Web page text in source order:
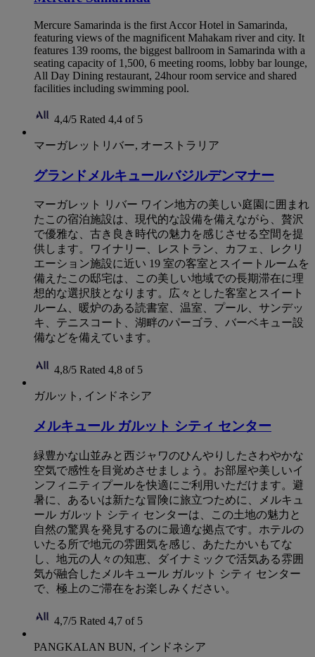
Mercure Samarinda is the first Accor Hotel in Samarinda,
featuring views of the magnificent Mahakam river and city. It
features 139 rooms, the biggest ballroom in Samarinda with a
seating capacity of 1,500, 6 meeting rooms, lobby bar lounge,
All Day Dining restaurant, 24hour room service and shared
facilities including swimming pool.
4,4/5 Rated 4,4 of 5
マーガレットリバー, オーストラリア
グランドメルキュールバジルデンマナー
マーガレット リバー ワイン地方の美しい庭園に囲まれ
たこの宿泊施設は、現代的な設備を備えながら、贅沢
で優雅な、古き良き時代の魅力を感じさせる空間を提
供します。ワイナリー、レストラン、カフェ、レクリ
エーション施設に近い 19 室の客室とスイートルームを
備えたこの邸宅は、この美しい地域での長期滞在に理
想的な選択肢となります。広々とした客室とスイート
ルーム、暖炉のある読書室、温室、プール、サンデッ
キ、テニスコート、湖畔のパーゴラ、バーベキュー設
備などを備えています。
4,8/5 Rated 4,8 of 5
ガルット, インドネシア
メルキュール ガルット シティ センター
緑豊かな山並みと西ジャワのひんやりしたさわやかな
空気で感性を目覚めさせましょう。お部屋や美しいイ
ンフィニティプールを快適にご利用いただけます。避
暑に、あるいは新たな冒険に旅立つために、メルキュ
ール ガルット シティ センターは、この土地の魅力と
自然の驚異を発見するのに最適な拠点です。ホテルの
いたる所で地元の雰囲気を感じ、あたたかいもてな
し、地元の人々の知恵、ダイナミックで活気ある雰囲
気が融合したメルキュール ガルット シティ センター
で、極上のご滞在をお楽しみください。
4,7/5 Rated 4,7 of 5
PANGKALAN BUN, インドネシア